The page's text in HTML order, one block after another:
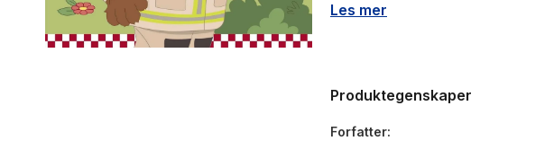
Les mer
Produktegenskaper
Forfatter